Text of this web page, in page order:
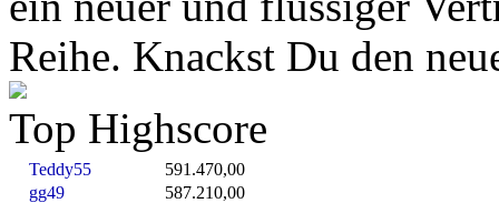
Reihe. Knackst Du den
Top Highscore
Teddy55
591.470,00
gg49
587.210,00